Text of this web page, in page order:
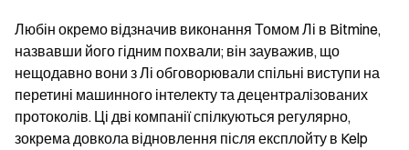
Любін окремо відзначив виконання Томом Лі в Bitmine,
назвавши його гідним похвали; він зауважив, що
нещодавно вони з Лі обговорювали спільні виступи на
перетині машинного інтелекту та децентралізованих
протоколів. Ці дві компанії спілкуються регулярно,
зокрема довкола відновлення після експлойту в Kelp